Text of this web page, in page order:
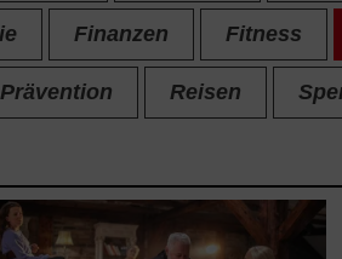
Finanzen Fitness
Prävention Reisen